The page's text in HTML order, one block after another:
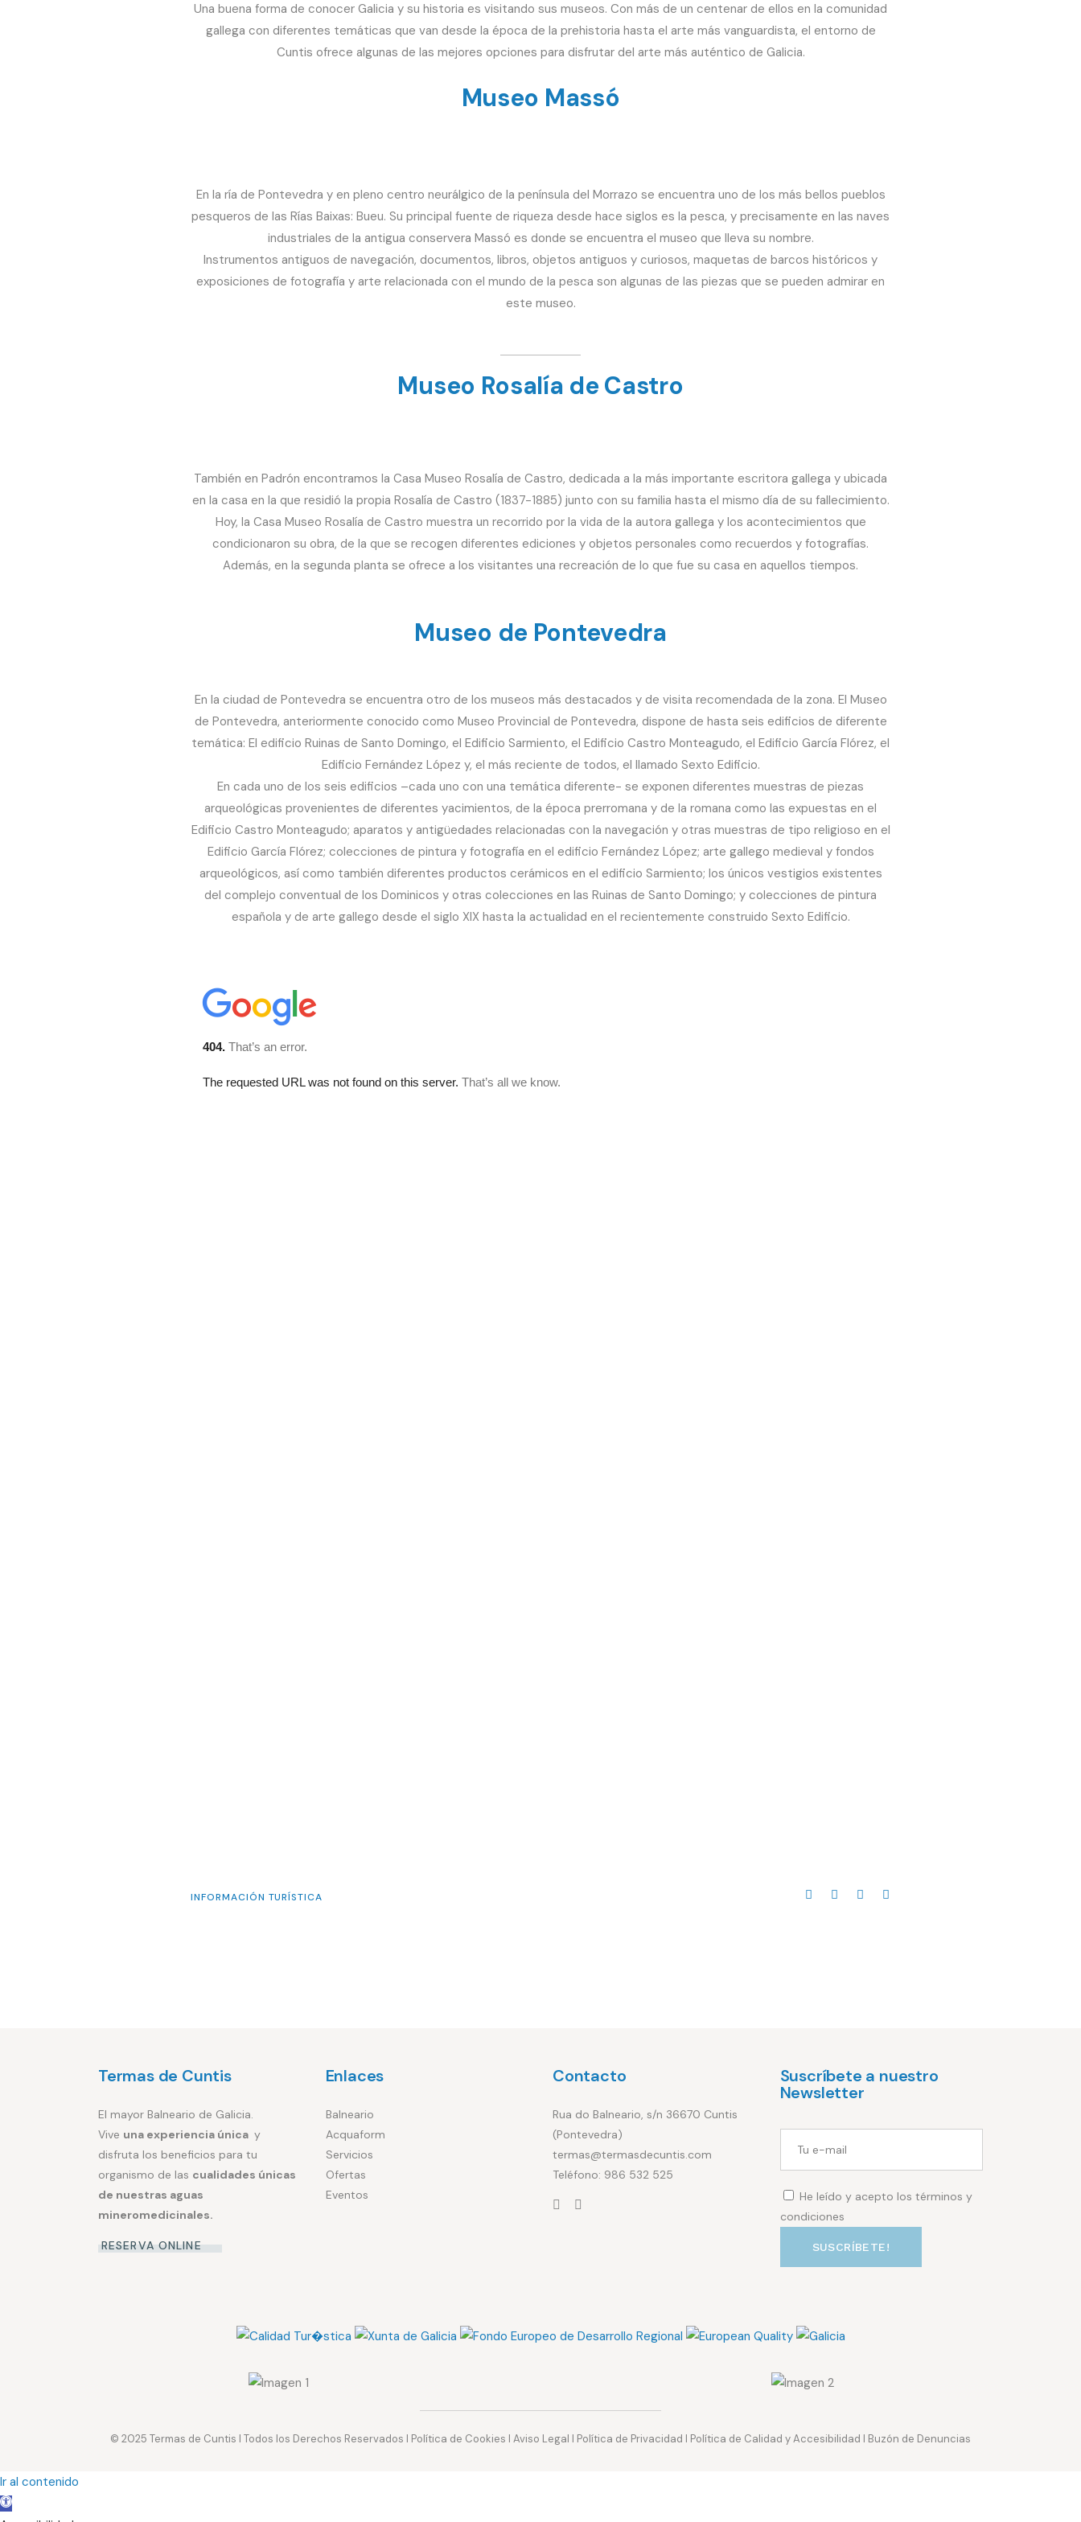
Una buena forma de conocer Galicia y su historia es visitando sus museos. Con más de un centenar de ellos en la comunidad
gallega con diferentes temáticas que van desde la época de la prehistoria hasta el arte más vanguardista, el entorno de
Cuntis ofrece algunas de las mejores opciones para disfrutar del arte más auténtico de Galicia.
Museo Massó
En la ría de Pontevedra y en pleno centro neurálgico de la península del Morrazo se encuentra uno de los más bellos pueblos
pesqueros de las Rías Baixas: Bueu. Su principal fuente de riqueza desde hace siglos es la pesca, y precisamente en las naves
industriales de la antigua conservera Massó es donde se encuentra el museo que lleva su nombre.
Instrumentos antiguos de navegación, documentos, libros, objetos antiguos y curiosos, maquetas de barcos históricos y
exposiciones de fotografía y arte relacionada con el mundo de la pesca son algunas de las piezas que se pueden admirar en
este museo.
Museo Rosalía de Castro
También en Padrón encontramos la Casa Museo Rosalía de Castro, dedicada a la más importante escritora gallega y ubicada
en la casa en la que residió la propia Rosalía de Castro (1837-1885) junto con su familia hasta el mismo día de su fallecimiento.
Hoy, la Casa Museo Rosalía de Castro muestra un recorrido por la vida de la autora gallega y los acontecimientos que
condicionaron su obra, de la que se recogen diferentes ediciones y objetos personales como recuerdos y fotografías.
Además, en la segunda planta se ofrece a los visitantes una recreación de lo que fue su casa en aquellos tiempos.
Museo de Pontevedra
En la ciudad de Pontevedra se encuentra otro de los museos más destacados y de visita recomendada de la zona. El Museo
de Pontevedra, anteriormente conocido como Museo Provincial de Pontevedra, dispone de hasta seis edificios de diferente
temática: El edificio Ruinas de Santo Domingo, el Edificio Sarmiento, el Edificio Castro Monteagudo, el Edificio García Flórez, el
Edificio Fernández López y, el más reciente de todos, el llamado Sexto Edificio.
En cada uno de los seis edificios –cada uno con una temática diferente- se exponen diferentes muestras de piezas
arqueológicas provenientes de diferentes yacimientos, de la época prerromana y de la romana como las expuestas en el
Edificio Castro Monteagudo; aparatos y antigüedades relacionadas con la navegación y otras muestras de tipo religioso en el
Edificio García Flórez; colecciones de pintura y fotografía en el edificio Fernández López; arte gallego medieval y fondos
arqueológicos, así como también diferentes productos cerámicos en el edificio Sarmiento; los únicos vestigios existentes
del complejo conventual de los Dominicos y otras colecciones en las Ruinas de Santo Domingo; y colecciones de pintura
española y de arte gallego desde el siglo XIX hasta la actualidad en el recientemente construido Sexto Edificio.
INFORMACIÓN TURÍSTICA
Termas de Cuntis
El mayor Balneario de Galicia.
Vive una experiencia única y
disfruta los beneficios para tu
organismo de las cualidades únicas
de nuestras aguas
mineromedicinales.
RESERVA ONLINE
Enlaces
Balneario
Acquaform
Servicios
Ofertas
Eventos
Contacto
Rua do Balneario, s/n 36670 Cuntis
(Pontevedra)
termas@termasdecuntis.com
Teléfono: 986 532 525
Suscríbete a nuestro
Newsletter
He leído y acepto los términos y
condiciones
© 2025 Termas de Cuntis I Todos los Derechos Reservados I Política de Cookies I Aviso Legal I Política de Privacidad I Política de Calidad y Accesibilidad I Buzón de Denuncias
Ir al contenido
Abrir